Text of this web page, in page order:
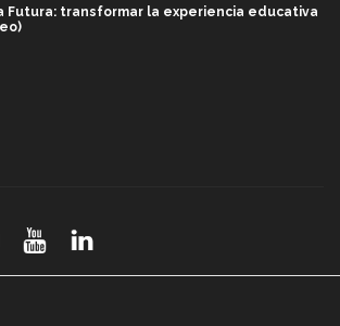
Futura: transformar la experiencia educativa
(video)